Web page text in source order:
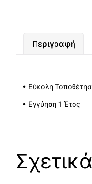
Περιγραφή
• Εύκολη
• Εγγύηση 1 Έτος